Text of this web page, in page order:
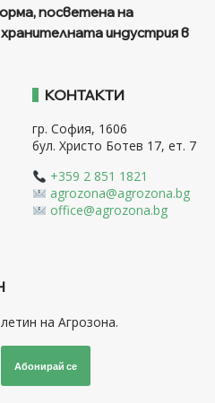
посветена на
индустрия в
КОНТАКТИ
гр. София, 1606
бул. Христо Ботев 17, ет. 7
+359 2 851 1821
agrozona@agrozona.bg
office@agrozona.bg
на Агрозона.
Абонирай се